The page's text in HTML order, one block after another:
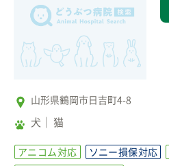
山形県鶴岡市日吉町4-8
犬 猫
アニコム対応 ソニー損保対応